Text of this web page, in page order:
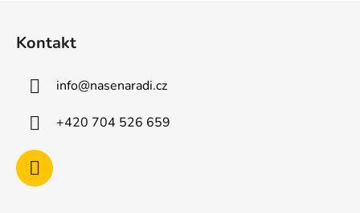
Kontakt
info@nasenaradi.cz
+420 704 526 659